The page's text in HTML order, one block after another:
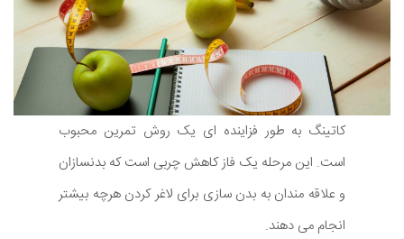
کاتینگ به طور فزاینده ای یک روش تمرین محبوب
است. این مرحله یک فاز کاهش چربی است که بدنسازان
و علاقه مندان به بدن سازی برای لاغر کردن هرچه بیشتر
انجام می دهند.